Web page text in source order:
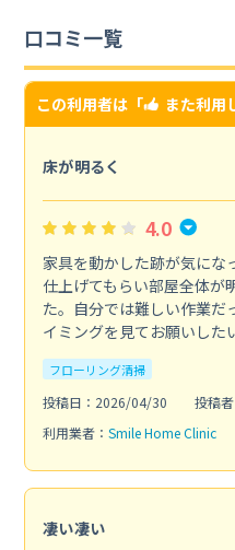
口コミ一覧
この利用者は「 また利用
床が明るく
4.0
家具を動かした跡が気にな
仕上げてもらい部屋全体が
た。自分では難しい作業だ
イミングを見てお願いした
フローリング清掃
投稿日：2026/04/30
投稿
利用業者： Smile Home Clinic
凄い凄い